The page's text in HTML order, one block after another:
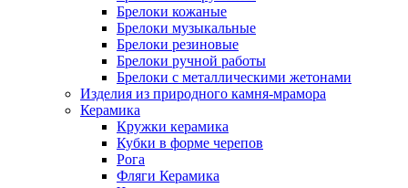
Брелоки кожаные
Брелоки музыкальные
Брелоки резиновые
Брелоки ручной работы
Брелоки с металлическими жетонами
Изделия из природного камня-мрамора
Керамика
Кружки керамика
Кубки в форме черепов
Рога
Фляги Керамика